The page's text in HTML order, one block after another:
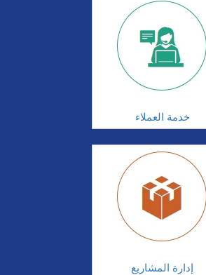
خدمة العملاء
إدارة المشاريع